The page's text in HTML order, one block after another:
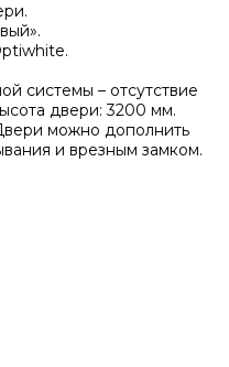
системы – отсутствие
двери: 3200 мм.
можно дополнить
и врезным замком.